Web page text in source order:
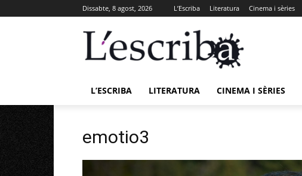
Dissabte, 8 agost, 2026 L’Escriba Literatura Cinema i sèries
L’ESCRIBA LITERATURA CINEMA I SÈRIES
emotio3